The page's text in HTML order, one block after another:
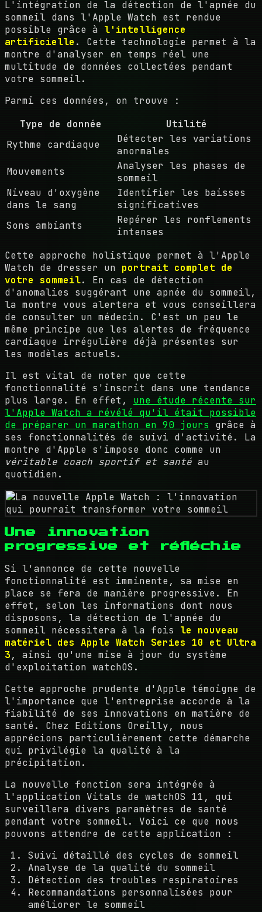
L'intégration de la détection de l'apnée du
sommeil dans l'Apple Watch est rendue
possible grâce à l'intelligence
artificielle . Cette technologie permet à la
montre d'analyser en temps réel une
multitude de données collectées pendant
votre sommeil.
Parmi ces données, on trouve :
Type de donnée
Utilité
Rythme cardiaque
Détecter les variations
anormales
Mouvements
Analyser les phases de
sommeil
Niveau d'oxygène
dans le sang
Identifier les baisses
significatives
Sons ambiants
Repérer les ronflements
intenses
Cette approche holistique permet à l'Apple
Watch de dresser un portrait complet de
votre sommeil. En cas de détection
d'anomalies suggérant une apnée du sommeil,
la montre vous alertera et vous conseillera
de consulter un médecin. C'est un peu le
même principe que les alertes de fréquence
cardiaque irrégulière déjà présentes sur
les modèles actuels.
Il est vital de noter que cette
fonctionnalité s'inscrit dans une tendance
plus large. En effet, une étude récente sur
l'Apple Watch a révélé qu'il était possible
de préparer un marathon en 90 jours grâce à
ses fonctionnalités de suivi d'activité. La
montre d'Apple s'impose donc comme un
véritable coach sportif et santé au
quotidien.
Une innovation
progressive et réfléchie
Si l'annonce de cette nouvelle
fonctionnalité est imminente, sa mise en
place se fera de manière progressive. En
effet, selon les informations dont nous
disposons, la détection de l'apnée du
sommeil nécessitera à la fois le nouveau
matériel des Apple Watch Series 10 et Ultra
3, ainsi qu'une mise à jour du système
d'exploitation watchOS.
Cette approche prudente d'Apple témoigne de
l'importance que l'entreprise accorde à la
fiabilité de ses innovations en matière de
santé. Chez Editions Oreilly, nous
apprécions particulièrement cette démarche
qui privilégie la qualité à la
précipitation.
La nouvelle fonction sera intégrée à
l'application Vitals de watchOS 11, qui
surveillera divers paramètres de santé
pendant votre sommeil. Voici ce que nous
pouvons attendre de cette application :
Suivi détaillé des cycles de sommeil
Analyse de la qualité du sommeil
Détection des troubles respiratoires
Recommandations personnalisées pour
améliorer le sommeil